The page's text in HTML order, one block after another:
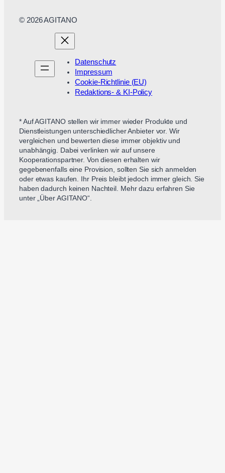
© 2026 AGITANO
Datenschutz
Impressum
Cookie-Richtlinie (EU)
Redaktions- & KI-Policy
* Auf AGITANO stellen wir immer wieder Produkte und
Dienstleistungen unterschiedlicher Anbieter vor. Wir
vergleichen und bewerten diese immer objektiv und
unabhängig. Dabei verlinken wir auf unsere
Kooperationspartner. Von diesen erhalten wir
gegebenenfalls eine Provision, sollten Sie sich anmelden
oder etwas kaufen. Ihr Preis bleibt jedoch immer gleich. Sie
haben dadurch keinen Nachteil. Mehr dazu erfahren Sie
unter „Über AGITANO“.